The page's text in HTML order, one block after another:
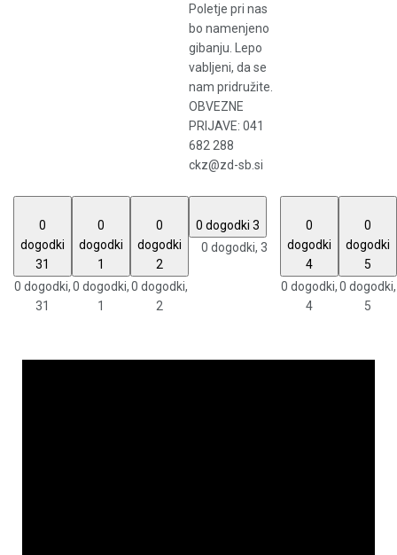
Poletje pri nas
bo namenjeno
gibanju. Lepo
vabljeni, da se
nam pridružite.
OBVEZNE
PRIJAVE: 041
682 288
ckz@zd-sb.si
0
dogodki
31
0 dogodki,
31
0
dogodki
1
0 dogodki,
1
0
dogodki
2
0 dogodki,
2
0 dogodki 3
0 dogodki, 3
0
dogodki
4
0 dogodki,
4
0
dogodki
5
0 dogodki,
5